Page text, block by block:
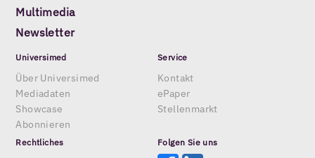
Multimedia
Newsletter
Universimed
Über Universimed
Mediadaten
Showcase
Abonnieren
Service
Kontakt
ePaper
Stellenmarkt
Rechtliches Folgen Sie uns